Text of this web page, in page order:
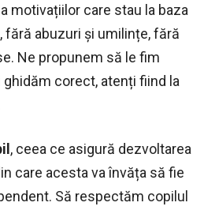
motivațiilor care stau la baza
fără abuzuri și umilințe, fără
Ne propunem să le fim
corect, atenți fiind la
, ceea ce asigură dezvoltarea
care acesta va învăța să fie
Să respectăm copilul